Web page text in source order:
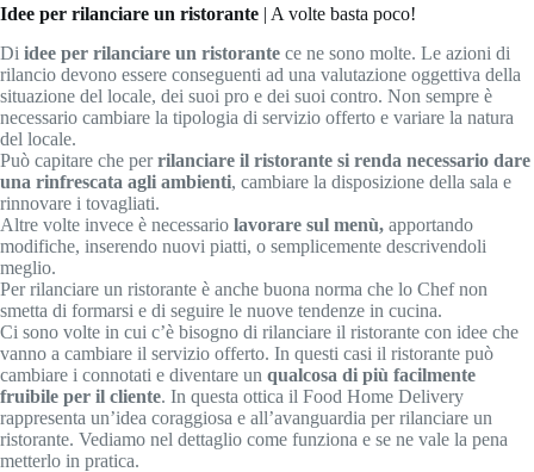
Idee per rilanciare un ristorante | A volte basta poco!
Di idee per rilanciare un ristorante ce ne sono molte. Le azioni di
rilancio devono essere conseguenti ad una valutazione oggettiva della
situazione del locale, dei suoi pro e dei suoi contro. Non sempre è
necessario cambiare la tipologia di servizio offerto e variare la natura
del locale.
Può capitare che perrilanciare il ristorante si renda necessario dare
una rinfrescata agli ambienti, cambiare la disposizione della sala e
rinnovare i tovagliati.
Altre volte invece è necessario lavorare sul menù, apportando
modifiche, inserendo nuovi piatti, o semplicemente descrivendoli
meglio.
Per rilanciare un ristorante è anche buona norma che lo Chef non
smetta di formarsi e di seguire le nuove tendenze in cucina.
Ci sono volte in cui c’è bisogno di rilanciare il ristorante con idee che
vanno a cambiare il servizio offerto. In questi casi il ristorante può
cambiare i connotati e diventare un qualcosa di più facilmente
fruibile per il cliente. In questa ottica il Food Home Delivery
rappresenta un’idea coraggiosa e all’avanguardia per rilanciare un
ristorante. Vediamo nel dettaglio come funziona e se ne vale la pena
metterlo in pratica.